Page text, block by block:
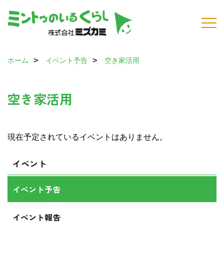
ホーム イベント予告 空き家活用
空き家活用
現在予定されているイベントはありません。
イベント
イベント予告
イベント報告